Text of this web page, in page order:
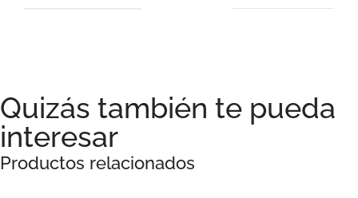
Productos relacionados
Quizás también te pueda
interesar